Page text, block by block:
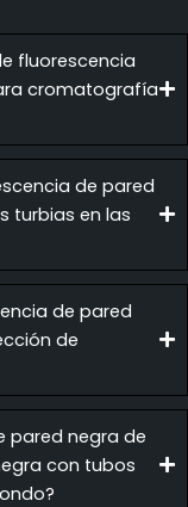
fluorescencia
cromatografía
de pared
turbias en las
de pared
de
pared negra de
con tubos